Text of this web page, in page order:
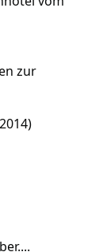
zur